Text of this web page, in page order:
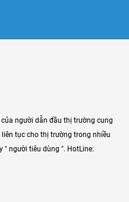
người dẫn đầu thị trường cung
tục cho thị trường trong nhiều
" người tiêu dùng ". HotLine: